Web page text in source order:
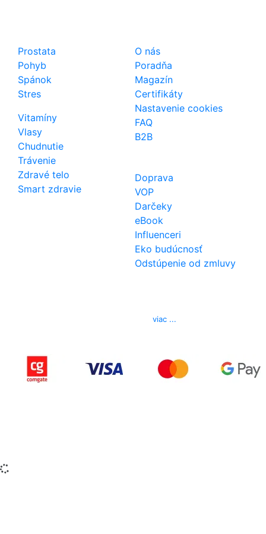
Prostata
Pohyb
Spánok
Stres
Vitamíny
Vlasy
Chudnutie
Trávenie
Zdravé telo
Smart zdravie
O nás
Poradňa
Magazín
Certifikáty
Nastavenie cookies
FAQ
B2B
Doprava
VOP
Darčeky
eBook
Influenceri
Eko budúcnosť
Odstúpenie od zmluvy
viac ...